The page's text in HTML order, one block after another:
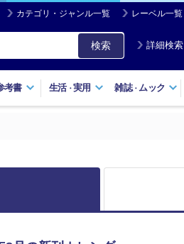
カテゴリ・ジャンル一覧 レーベル一覧
検索 詳細検索
考書 生活・実用 雑誌・ ムック